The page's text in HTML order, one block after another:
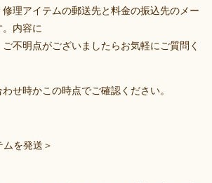
理アイテムの郵送先と料金の振込先のメー
内容に
不明点がございましたらお気軽にご質問く
せ時かこの時点でご確認ください。
を発送＞